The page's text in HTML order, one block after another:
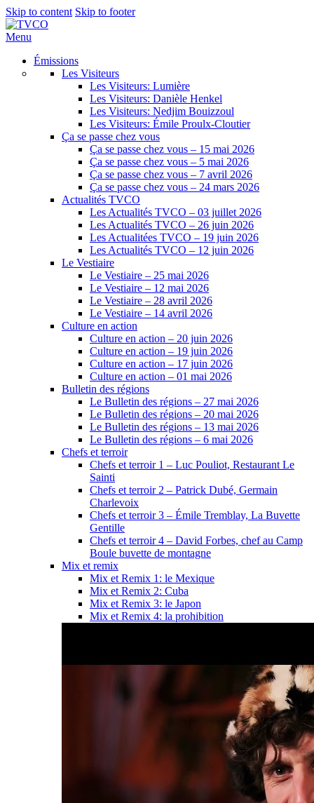
Skip to content Skip to footer
Menu
Émissions
Les Visiteurs
Les Visiteurs: Lumière
Les Visiteurs: Danièle Henkel
Les Visiteurs: Nedjim Bouizzoul
Les Visiteurs: Émile Proulx-Cloutier
Ça se passe chez vous
Ça se passe chez vous – 15 mai 2026
Ça se passe chez vous – 5 mai 2026
Ça se passe chez vous – 7 avril 2026
Ça se passe chez vous – 24 mars 2026
Actualités TVCO
Les Actualités TVCO – 03 juillet 2026
Les Actualités TVCO – 26 juin 2026
Les Actualitées TVCO – 19 juin 2026
Les Actualités TVCO – 12 juin 2026
Le Vestiaire
Le Vestiaire – 25 mai 2026
Le Vestiaire – 12 mai 2026
Le Vestiaire – 28 avril 2026
Le Vestiaire – 14 avril 2026
Culture en action
Culture en action – 20 juin 2026
Culture en action – 19 juin 2026
Culture en action – 17 juin 2026
Culture en action – 01 mai 2026
Bulletin des régions
Le Bulletin des régions – 27 mai 2026
Le Bulletin des régions – 20 mai 2026
Le Bulletin des régions – 13 mai 2026
Le Bulletin des régions – 6 mai 2026
Chefs et terroir
Chefs et terroir 1 – Luc Pouliot, Restaurant Le
Sainti
Chefs et terroir 2 – Patrick Dubé, Germain
Charlevoix
Chefs et terroir 3 – Émile Tremblay, La Buvette
Gentille
Chefs et terroir 4 – David Forbes, chef au Camp
Boule buvette de montagne
Mix et remix
Mix et Remix 1: le Mexique
Mix et Remix 2: Cuba
Mix et Remix 3: le Japon
Mix et Remix 4: la prohibition